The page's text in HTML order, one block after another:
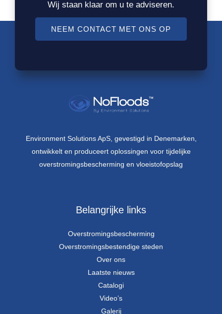
Wij staan klaar om u te adviseren.
NEEM CONTACT MET ONS OP
Environment Solutions ApS, gevestigd in Denemarken,
ontwikkelt en produceert oplossingen voor tijdelijke
overstromingsbescherming en vloeistofopslag
Belangrijke links
Overstromingsbescherming
Overstromingsbestendige steden
Over ons
Laatste nieuws
Catalogi
Video’s
Galerij